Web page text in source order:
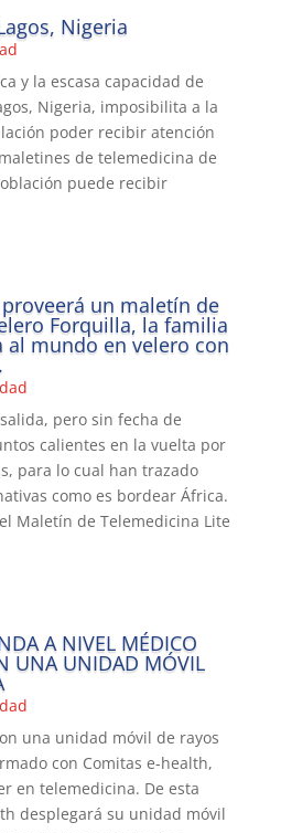
Nigeria
y la escasa capacidad de
Nigeria, imposibilita a la
poder recibir atención
de telemedicina de
puede recibir
un maletín de
Forquilla, la familia
al mundo en velero con
pero sin fecha de
calientes en la vuelta por
para lo cual han trazado
como es bordear África.
Maletín de Telemedicina Lite
A NIVEL MÉDICO
UNA UNIDAD MÓVIL
una unidad móvil de rayos
con Comitas e-health,
en telemedicina. De esta
desplegará su unidad móvil